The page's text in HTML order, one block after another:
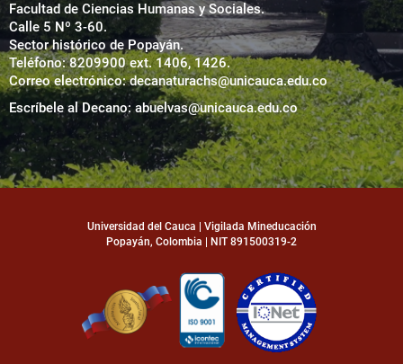
Facultad de Ciencias Humanas y Sociales.
Calle 5 Nº 3-60.
Sector histórico de Popayán.
Teléfono: 8209900 ext. 1406, 1426.
Correo electrónico:decanaturachs@unicauca.edu.co
Escríbele al Decano:abuelvas@unicauca.edu.co
Universidad del Cauca | Vigilada Mineducación
Popayán, Colombia | NIT 891500319-2